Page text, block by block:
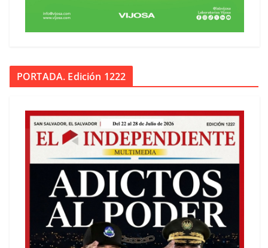
PORTADA. Edición 1222